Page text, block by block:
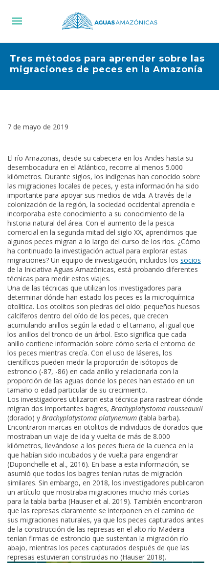
Tres métodos para aprender sobre las
migraciones de peces en la Amazonía
7 de mayo de 2019
El río Amazonas, desde su cabecera en los Andes hasta su
desembocadura en el Atlántico, recorre al menos 5.000
kilómetros. Durante siglos, los indígenas han conocido sobre
las migraciones locales de peces, y esta información ha sido
importante para apoyar sus medios de vida. A través de la
colonización de la región, la sociedad occidental aprendía e
incorporaba este conocimiento a su conocimiento de la
historia natural del área. Con el aumento de la pesca
comercial en la segunda mitad del siglo XX, aprendimos que
algunos peces migran a lo largo del curso de los ríos. ¿Cómo
ha continuado la investigación actual para explorar estas
migraciones? Un equipo de investigación, incluidos los socios
de la Iniciativa Aguas Amazónicas, está probando diferentes
técnicas para medir estos viajes.
Una de las técnicas que utilizan los investigadores para
determinar dónde han estado los peces es la microquímica
otolítica. Los otolitos son piedras del oído: pequeños huesos
calcíferos dentro del oído de los peces, que crecen
acumulando anillos según la edad o el tamaño, al igual que
los anillos del tronco de un árbol. Esto significa que cada
anillo contiene información sobre cómo sería el entorno de
los peces mientras crecía. Con el uso de láseres, los
científicos pueden medir la proporción de isótopos de
estroncio (-87, -86) en cada anillo y relacionarla con la
proporción de las aguas donde los peces han estado en un
tamaño o edad particular de su crecimiento.
Los investigadores utilizaron esta técnica para rastrear dónde
migran dos importantes bagres, Brachyplatystoma rousseauxii
(dorado) y Brachyplatystoma platynemum (tabla barba).
Encontraron marcas en otolitos de individuos de dorados que
mostraban un viaje de ida y vuelta de más de 8.000
kilómetros, llevándose a los peces fuera de la cuenca en la
que habían sido incubados y de vuelta para engendrar
(Duponchelle et al., 2016). En base a esta información, se
asumió que todos los bagres tenían rutas de migración
similares. Sin embargo, en 2018, los investigadores publicaron
un artículo que mostraba migraciones mucho más cortas
para la tabla barba (Hauser et al. 2019). También encontraron
que las represas claramente se interponen en el camino de
sus migraciones naturales, ya que los peces capturados antes
de la construcción de las represas en el alto río Madeira
tenían firmas de estroncio que sustentan la migración río
abajo, mientras los peces capturados después de que las
represas estuvieran construidas no (Hauser 2018).